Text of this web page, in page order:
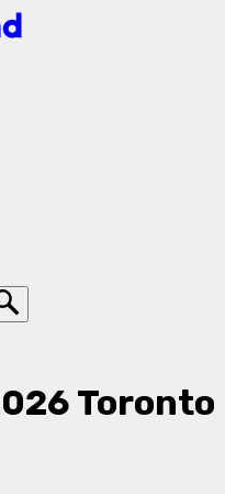
Toronto